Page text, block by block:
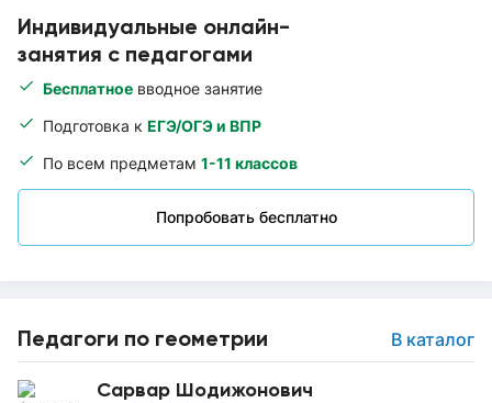
Индивидуальные онлайн-
занятия с педагогами
Бесплатное вводное занятие
Подготовка к ЕГЭ/ОГЭ и ВПР
По всем предметам 1-11 классов
Попробовать бесплатно
Педагоги по геометрии В каталог
Сарвар Шодижонович